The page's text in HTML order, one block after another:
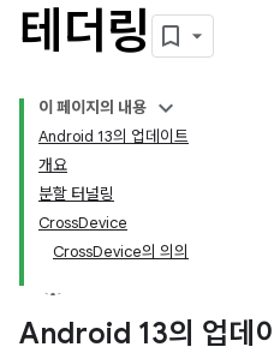
테더링
이 페이지의 내용
Android 13의 업데이트
개요
분할 터널링
CrossDevice
CrossDevice의 의의
Android 13의 업데